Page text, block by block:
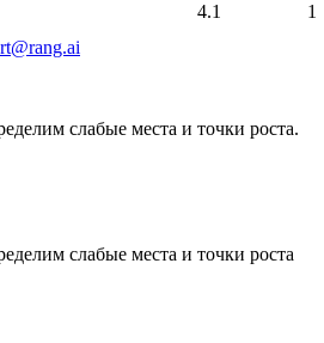
4.1
1
слабые места и точки роста.
слабые места и точки роста